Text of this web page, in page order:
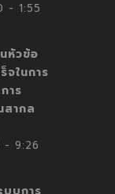
- 1:55
หัวข้อ
จในการ
าร
สากล
- 9:26